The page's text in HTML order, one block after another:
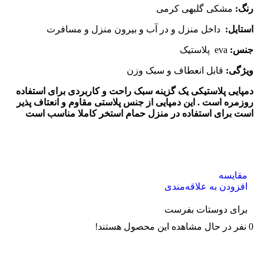
رنگ: مشکی گلبهی کرمی
استایل: داخل منزل و در آب و بیرون منزل و مسافرت
جنس:
ویژگی: قابل انعطاف و سبک وزن
دمپایی پلاستیکی یک گزینه سبک راحت و کاربردی برای استفاده
روزمره است . این دمپایی از جنس پلاستی مقاوم و انعتاف پذیر
است برای استفاده در منزل حمام استخر کاملا مناسب است
مقایسه
افزودن به علاقه‌مندی
برای دوستات بفرست
0 نفر در حال مشاهده این محصول هستند!